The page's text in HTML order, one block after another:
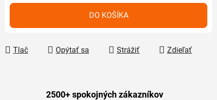
DO KOŠÍKA
Tlač Opýtať sa Strážiť Zdieľať
2500+ spokojných zákazníkov